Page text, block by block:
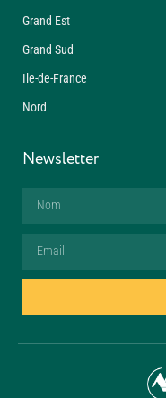
Grand Est
Grand Sud
Ile-de-France
Nord
Newsletter